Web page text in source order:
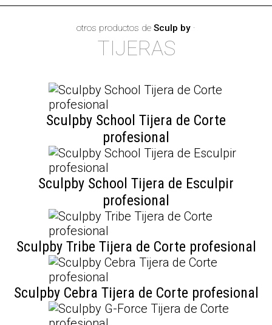
otros productos de Sculp by ·
TIJERAS
Sculpby School Tijera de Corte
profesional
Sculpby School Tijera de Esculpir
profesional
Sculpby Tribe Tijera de Corte profesional
Sculpby Cebra Tijera de Corte profesional